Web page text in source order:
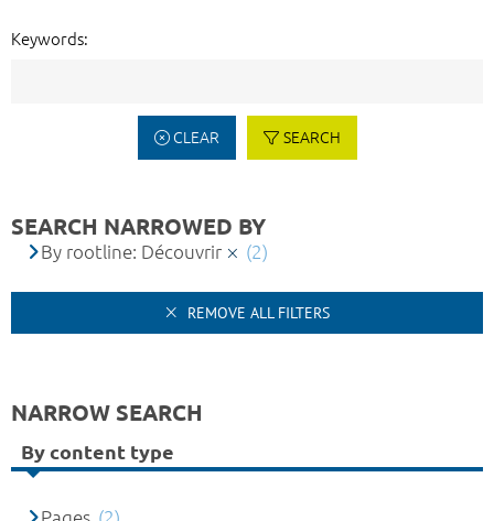
Keywords:
CLEAR SEARCH
SEARCH NARROWED BY
By rootline: Découvrir (2)
REMOVE ALL FILTERS
NARROW SEARCH
By content type